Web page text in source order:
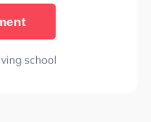
school